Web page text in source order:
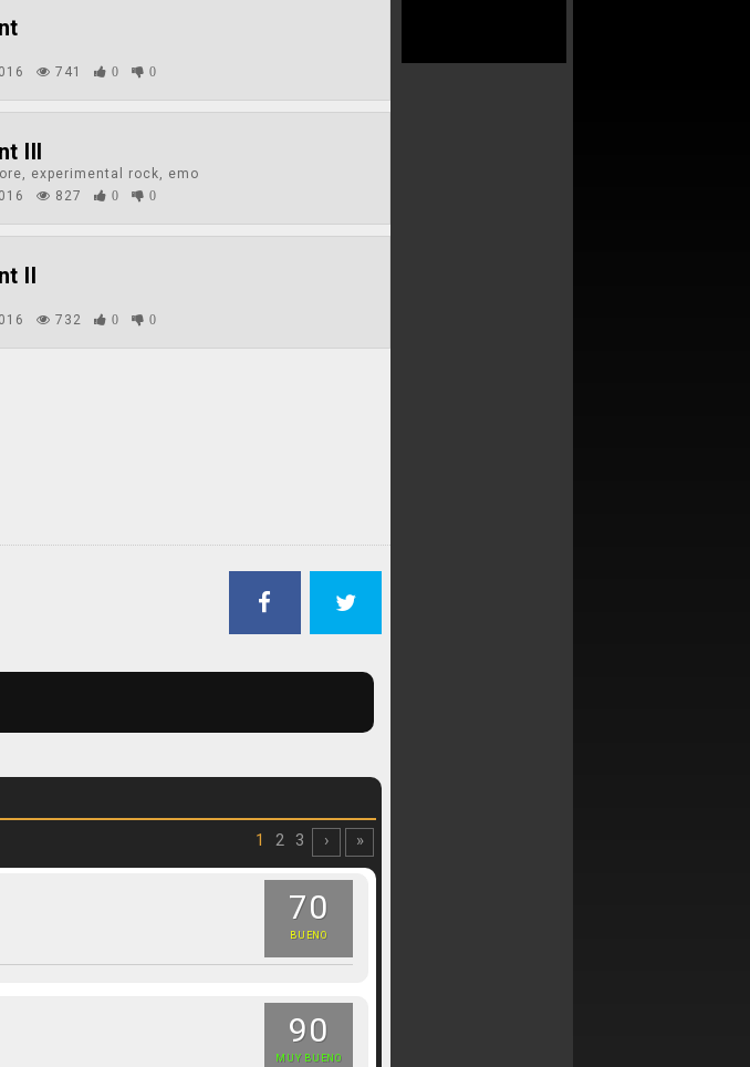
741 0 0
III
experimental rock, emo
827 0 0
II
732 0 0
1 2 3 › »
70
BUENO
90
MUY BUENO